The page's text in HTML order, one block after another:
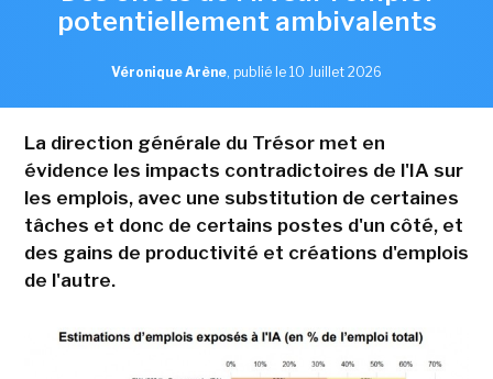
potentiellement ambivalents
Véronique Arène, publié le 10 Juillet 2026
La direction générale du Trésor met en
évidence les impacts contradictoires de l'IA sur
les emplois, avec une substitution de certaines
tâches et donc de certains postes d'un côté, et
des gains de productivité et créations d'emplois
de l'autre.